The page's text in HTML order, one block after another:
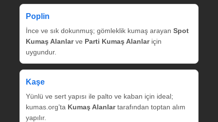
Poplin
İnce ve sık dokunmuş; gömleklik kumaş arayan Spot
Kumaş Alanlarve Parti Kumaş Alanlariçin
uygundur.
Kaşe
Yünlü ve sert yapısı ile palto ve kaban için ideal;
kumas.org’ta Kumaş Alanlartarafından toptan alım
yapılır.